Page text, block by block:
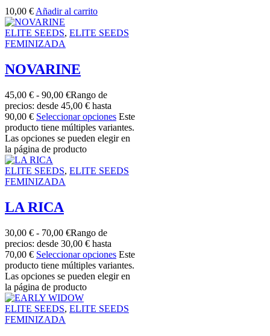
10,00 € Añadir al carrito
ELITE SEEDS, ELITE SEEDS
FEMINIZADA
NOVARINE
45,00 € - 90,00 €Rango de
precios: desde 45,00 € hasta
90,00 € Seleccionar opciones Este
producto tiene múltiples variantes.
Las opciones se pueden elegir en
la página de producto
ELITE SEEDS, ELITE SEEDS
FEMINIZADA
LA RICA
30,00 € - 70,00 €Rango de
precios: desde 30,00 € hasta
70,00 € Seleccionar opciones Este
producto tiene múltiples variantes.
Las opciones se pueden elegir en
la página de producto
ELITE SEEDS, ELITE SEEDS
FEMINIZADA